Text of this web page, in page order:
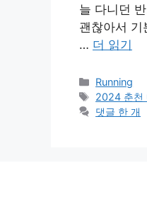
늘 다니던
괜찮아서
… 더 읽기
카
테
고
Running
태
그
2024 춘천
댓글 한 개